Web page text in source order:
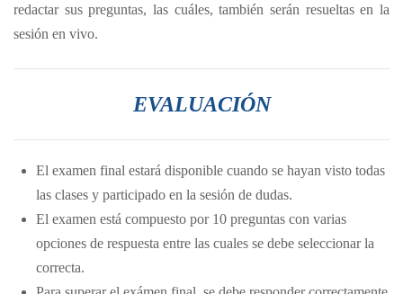
redactar sus preguntas, las cuáles, también serán resueltas en la
sesión en vivo.
EVALUACIÓN
El examen final estará disponible cuando se hayan visto todas
las clases y participado en la sesión de dudas.
El examen está compuesto por 10 preguntas con varias
opciones de respuesta entre las cuales se debe seleccionar la
correcta.